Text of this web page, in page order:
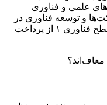
علمی و فناوری
و توسعه فناوری در
کشور، شرکت‌های دانش‌بنیان نوع ۱ با سطح فناوری ۱ از پرداخت